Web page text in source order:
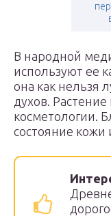
В народной
используют ее
она как нельзя
духов.
косметологии.
состояние кожи